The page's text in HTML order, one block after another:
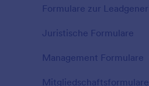
Juristische Formulare
Management Formulare
Mitgliedschaftsformulare